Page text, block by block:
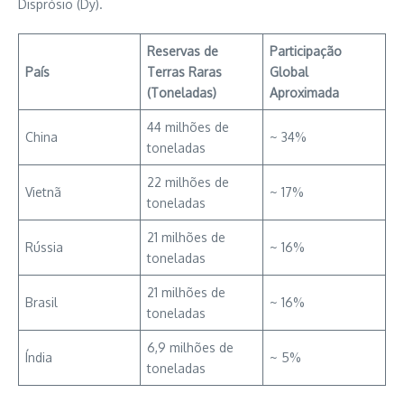
Disprósio (Dy).
País
Reservas de
Terras Raras
(Toneladas)
Participação
Global
Aproximada
China
44 milhões de
toneladas
~ 34%
Vietnã
22 milhões de
toneladas
~ 17%
Rússia
21 milhões de
toneladas
~ 16%
Brasil
21 milhões de
toneladas
~ 16%
Índia
6,9 milhões de
toneladas
~ 5%